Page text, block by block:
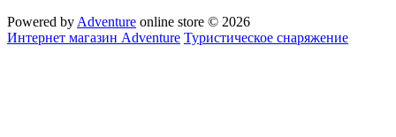
Powered by Adventure online store © 2026
Интернет магазин Adventure Туристическое снаряжение